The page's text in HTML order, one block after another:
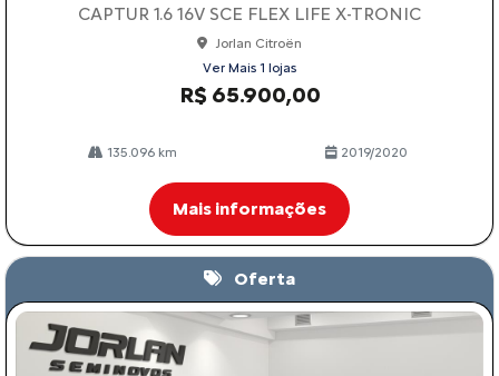
CAPTUR 1.6 16V SCE FLEX LIFE X-TRONIC
Jorlan Citroën
Ver Mais 1 lojas
R$ 65.900,00
135.096 km 2019/2020
Mais informações
Oferta